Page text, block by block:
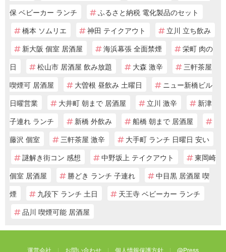
保 ベビーカー ランチ
ふるさと納税 電化製品のセット
橋本 ソムリエ
神田 テイクアウト
立川 立ち飲み
新大阪 個室 居酒屋
海浜幕張 全面禁煙
栄町 肉の
日
松山市 居酒屋 飲み放題 大森 激辛
三軒茶屋
喫煙可 居酒屋
大曽根 昼飲み 土曜日
ニュー新橋ビル
日曜営業
大井町 朝まで 居酒屋 立川 激辛
新津
子連れ ランチ
新橋 外飲み
船橋 朝まで 居酒屋
藤沢 個室
三軒茶屋 激辛
大手町 ランチ 日曜日 安い
謎解き街コン 感想
中野坂上 テイクアウト
東岡崎
個室 居酒屋
勝どき ランチ 子連れ
中目黒 居酒屋 喫
煙
九段下 ランチ 土日
天王寺 ベビーカー ランチ
品川 喫煙可能 居酒屋
運営会社 お問い合わせ 個人情報保護方針 @Press